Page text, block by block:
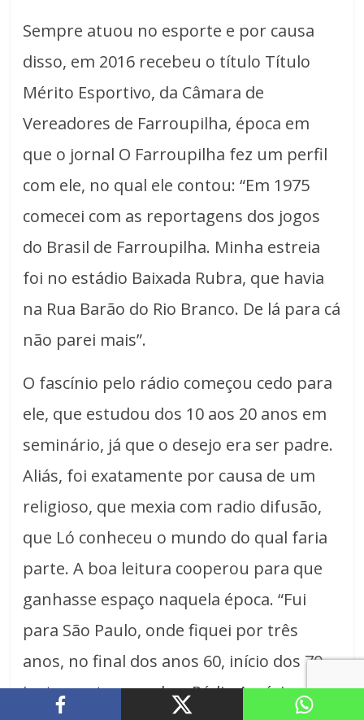
Sempre atuou no esporte e por causa
disso, em 2016 recebeu o título Título
Mérito Esportivo, da Câmara de
Vereadores de Farroupilha, época em
que o jornal O Farroupilha fez um perfil
com ele, no qual ele contou: “Em 1975
comecei com as reportagens dos jogos
do Brasil de Farroupilha. Minha estreia
foi no estádio Baixada Rubra, que havia
na Rua Barão do Rio Branco. De lá para cá
não parei mais”.
O fascínio pelo rádio começou cedo para
ele, que estudou dos 10 aos 20 anos em
seminário, já que o desejo era ser padre.
Aliás, foi exatamente por causa de um
religioso, que mexia com radio difusão,
que Ló conheceu o mundo do qual faria
parte. A boa leitura cooperou para que
ganhasse espaço naquela época. “Fui
para São Paulo, onde fiquei por três
anos, no final dos anos 60, início dos 70,
justamente quando a Rádio América de lá